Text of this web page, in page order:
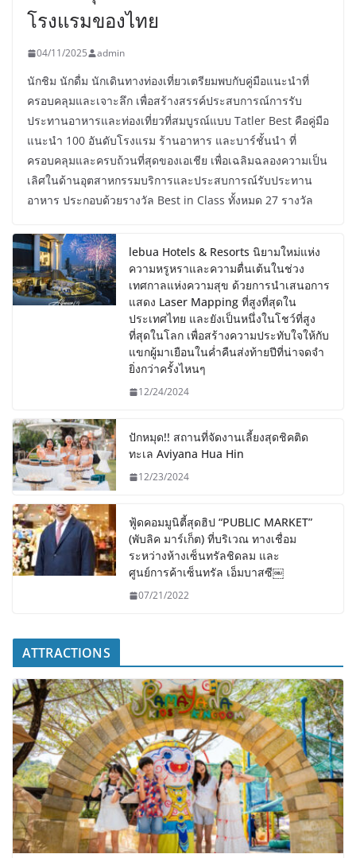
โรงแรมของไทย
04/11/2025 admin
นักชิม นักดื่ม นักเดินทางท่องเที่ยวเตรียมพบกับคู่มือแนะนำที่
ครอบคลุมและเจาะลึก เพื่อสร้างสรรค์ประสบการณ์การรับ
ประทานอาหารและท่องเที่ยวที่สมบูรณ์แบบ Tatler Best คือคู่มือ
แนะนำ 100 อันดับโรงแรม ร้านอาหาร และบาร์ชั้นนำ ที่
ครอบคลุมและครบถ้วนที่สุดของเอเชีย เพื่อเฉลิมฉลองความเป็น
เลิศในด้านอุตสาหกรรมบริการและประสบการณ์รับประทาน
อาหาร ประกอบด้วยรางวัล Best in Class ทั้งหมด 27 รางวัล
lebua Hotels & Resorts นิยามใหม่แห่ง
ความหรูหราและความตื่นเต้นในช่วง
เทศกาลแห่งความสุข ด้วยการนำเสนอการ
แสดง Laser Mapping ที่สูงที่สุดใน
ประเทศไทย และยังเป็นหนึ่งในโชว์ที่สูง
ที่สุดในโลก เพื่อสร้างความประทับใจให้กับ
แขกผู้มาเยือนในค่ำคืนส่งท้ายปีที่น่าจดจำ
ยิ่งกว่าครั้งไหนๆ
12/24/2024
ปักหมุด!! สถานที่จัดงานเลี้ยงสุดชิคติด
ทะเล Aviyana Hua Hin
12/23/2024
ฟู้ดคอมมูนิตี้สุดฮิป “PUBLIC MARKET”
(พับลิค มาร์เก็ต) ที่บริเวณ ทางเชื่อม
ระหว่างห้างเซ็นทรัลชิดลม และ
ศูนย์การค้าเซ็นทรัล เอ็มบาสซี￼
07/21/2022
ATTRACTIONS